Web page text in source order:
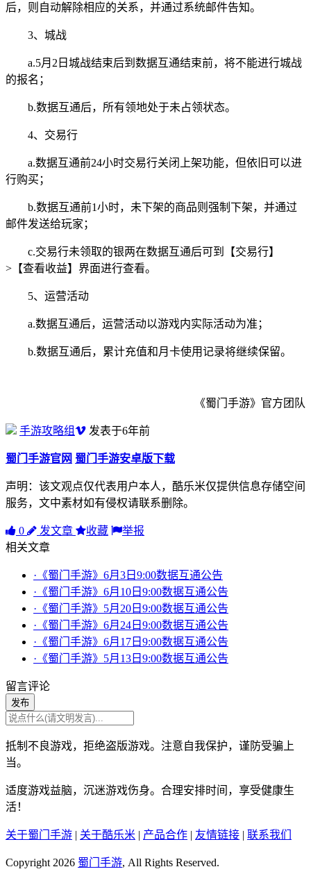
后，则自动解除相应的关系，并通过系统邮件告知。
3、城战
a.5月2日城战结束后到数据互通结束前，将不能进行城战
的报名；
b.数据互通后，所有领地处于未占领状态。
4、交易行
a.数据互通前24小时交易行关闭上架功能，但依旧可以进
行购买；
b.数据互通前1小时，未下架的商品则强制下架，并通过
邮件发送给玩家；
c.交易行未领取的银两在数据互通后可到【交易行】
>【查看收益】界面进行查看。
5、运营活动
a.数据互通后，运营活动以游戏内实际活动为准；
b.数据互通后，累计充值和月卡使用记录将继续保留。
《蜀门手游》官方团队
手游攻略组 发表于6年前
蜀门手游官网 蜀门手游安卓版下载
声明：该文观点仅代表用户本人，酷乐米仅提供信息存储空间
服务，文中素材如有侵权请联系删除。
0 发文章 收藏
举报
相关文章
·《蜀门手游》6月3日9:00数据互通公告
·《蜀门手游》6月10日9:00数据互通公告
·《蜀门手游》5月20日9:00数据互通公告
·《蜀门手游》6月24日9:00数据互通公告
·《蜀门手游》6月17日9:00数据互通公告
·《蜀门手游》5月13日9:00数据互通公告
留言评论
发布
抵制不良游戏，拒绝盗版游戏。注意自我保护，谨防受骗上
当。
适度游戏益脑，沉迷游戏伤身。合理安排时间，享受健康生
活！
关于蜀门手游 | 关于酷乐米 | 产品合作 | 友情链接 | 联系我们
Copyright 2026 蜀门手游, All Rights Reserved.